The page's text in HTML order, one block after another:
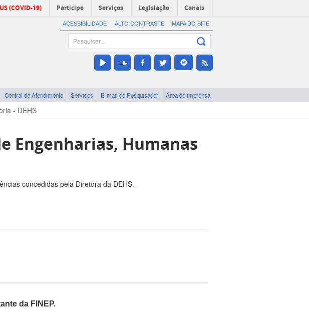
(COVID-19) Participe Serviços Legislação Canais
ACESSIBILIDADE ALTO CONTRASTE MAPA DO SITE
Central de Atendimento Serviços E-mail do Pesquisador Área de imprensa
- DEHS
Engenharias, Humanas
concedidas pela Diretora da DEHS.
da FINEP.